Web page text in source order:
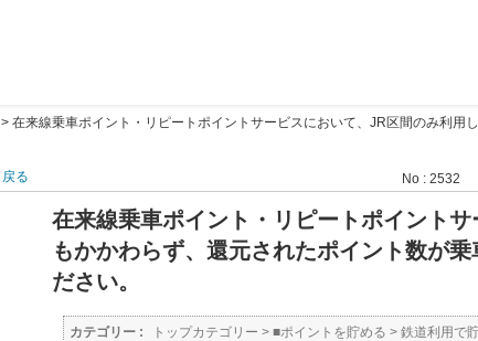
> 在来線乗車ポイント・リピートポイントサービスにおいて、JR区間のみ利用
戻る No : 2532
在来線乗車ポイント・リピートポイント
もかかわらず、還元されたポイント数が
ださい。
カテゴリー : トップカテゴリー > ■ポイントを貯める > 鉄道利用で